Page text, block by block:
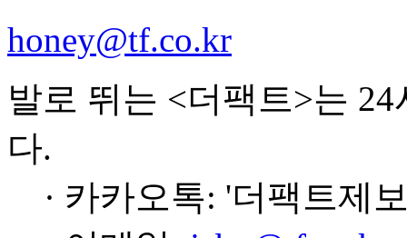
honey@tf.co.kr
발로 뛰는 <더팩트>는
다.
· 카카오톡: '더팩트제